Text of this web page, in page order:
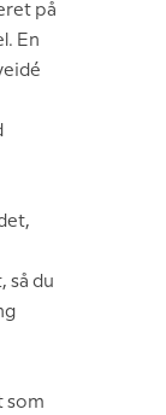
på
En
så du
som